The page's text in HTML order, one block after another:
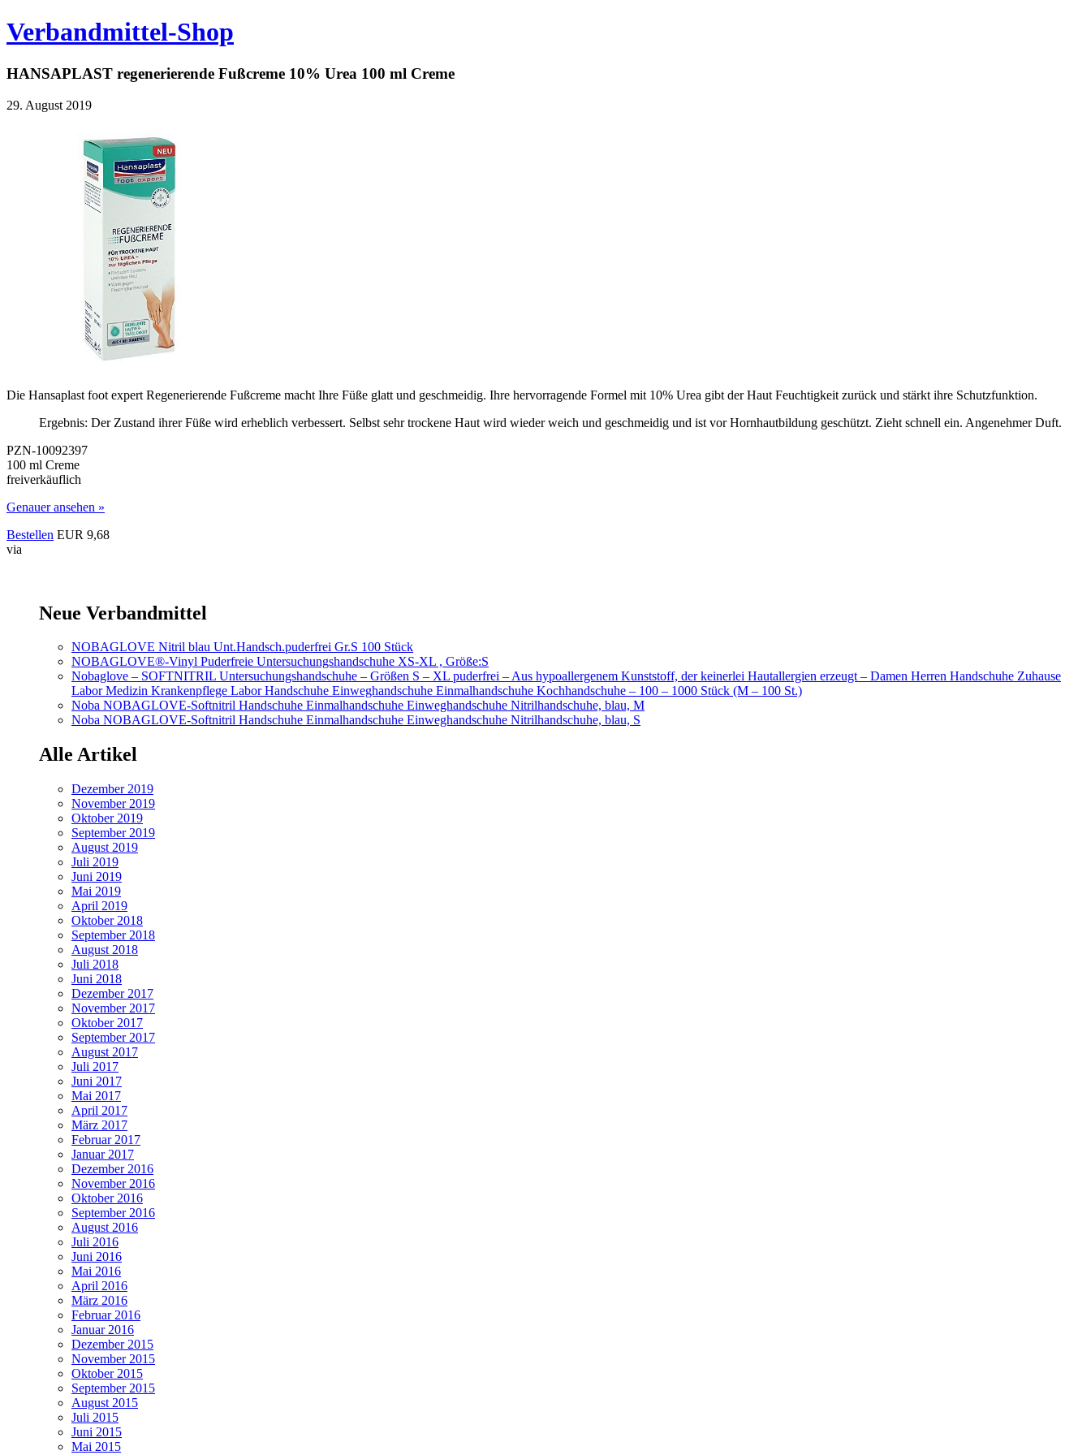
Verbandmittel-Shop
HANSAPLAST regenerierende Fußcreme 10% Urea 100 ml Creme
29. August 2019
Die Hansaplast foot expert Regenerierende Fußcreme macht Ihre Füße glatt und geschmeidig. Ihre hervorragende Formel mit 10% Urea gibt der Haut Feuchtigkeit zurück und stärkt ihre Schutzfunktion.
Ergebnis: Der Zustand ihrer Füße wird erheblich verbessert. Selbst sehr trockene Haut wird wieder weich und geschmeidig und ist vor Hornhautbildung geschützt. Zieht schnell ein. Angenehmer Duft.
PZN-10092397
100 ml Creme
freiverkäuflich
Genauer ansehen »
Bestellen EUR 9,68
via
Neue Verbandmittel
NOBAGLOVE Nitril blau Unt.Handsch.puderfrei Gr.S 100 Stück
NOBAGLOVE®-Vinyl Puderfreie Untersuchungshandschuhe XS-XL , Größe:S
Nobaglove – SOFTNITRIL Untersuchungshandschuhe – Größen S – XL puderfrei – Aus hypoallergenem Kunststoff, der keinerlei Hautallergien erzeugt – Damen Herren Handschuhe Zuhause
Labor Medizin Krankenpflege Labor Handschuhe Einweghandschuhe Einmalhandschuhe Kochhandschuhe – 100 – 1000 Stück (M – 100 St.)
Noba NOBAGLOVE-Softnitril Handschuhe Einmalhandschuhe Einweghandschuhe Nitrilhandschuhe, blau, M
Noba NOBAGLOVE-Softnitril Handschuhe Einmalhandschuhe Einweghandschuhe Nitrilhandschuhe, blau, S
Alle Artikel
Dezember 2019
November 2019
Oktober 2019
September 2019
August 2019
Juli 2019
Juni 2019
Mai 2019
April 2019
Oktober 2018
September 2018
August 2018
Juli 2018
Juni 2018
Dezember 2017
November 2017
Oktober 2017
September 2017
August 2017
Juli 2017
Juni 2017
Mai 2017
April 2017
März 2017
Februar 2017
Januar 2017
Dezember 2016
November 2016
Oktober 2016
September 2016
August 2016
Juli 2016
Juni 2016
Mai 2016
April 2016
März 2016
Februar 2016
Januar 2016
Dezember 2015
November 2015
Oktober 2015
September 2015
August 2015
Juli 2015
Juni 2015
Mai 2015